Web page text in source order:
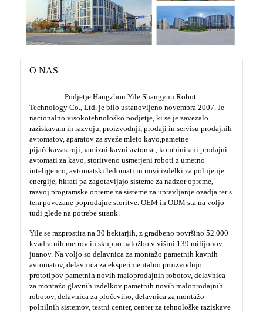
O NAS
Podjetje Hangzhou Yile Shangyun Robot
Technology Co., Ltd. je bilo ustanovljeno novembra 2007. Je
nacionalno visokotehnološko podjetje, ki se je zavezalo
raziskavam in razvoju, proizvodnji, prodaji in servisu prodajnih
avtomatov, aparatov za sveže mleto kavo, pametne
pijačekavastroji, namizni kavni avtomat, kombinirani prodajni
avtomati za kavo, storitveno usmerjeni roboti z umetno
inteligenco, avtomatski ledomati in novi izdelki za polnjenje
energije, hkrati pa zagotavljajo sisteme za nadzor opreme,
razvoj programske opreme za sisteme za upravljanje ozadja ter s
tem povezane poprodajne storitve. OEM in ODM sta na voljo
tudi glede na potrebe strank.
Yile se razprostira na 30 hektarjih, z gradbeno površino 52.000
kvadratnih metrov in skupno naložbo v višini 139 milijonov
juanov. Na voljo so delavnica za montažo pametnih kavnih
avtomatov, delavnica za eksperimentalno proizvodnjo
prototipov pametnih novih maloprodajnih robotov, delavnica
za montažo glavnih izdelkov pametnih novih maloprodajnih
robotov, delavnica za pločevino, delavnica za montažo
polnilnih sistemov, testni center, center za tehnološke raziskave